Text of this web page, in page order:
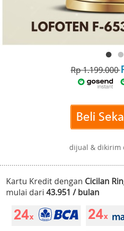
Rp 1.199.000
dijual & dikirim
Kartu Kredit dengan Cicilan
mulai dari 43.951 / bulan